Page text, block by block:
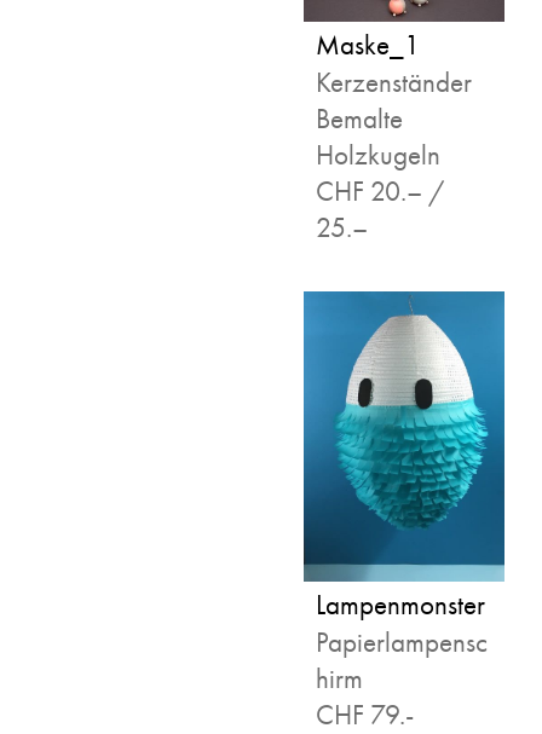
Maske_1
Kerzenständer
Bemalte
Holzkugeln
CHF 20.– /
25.–
Lampenmonster
Papierlampensc
hirm
CHF 79.-